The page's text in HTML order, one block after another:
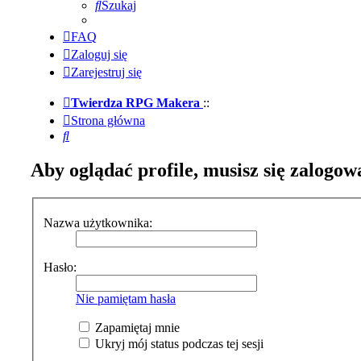
Szukaj
FAQ
Zaloguj się
Zarejestruj się
Twierdza RPG Makera ::
Strona główna
Szukaj
Aby oglądać profile, musisz się
Nazwa użytkownika:
Hasło:
Nie pamiętam hasła
Zapamiętaj mnie
Ukryj mój status podczas tej sesji